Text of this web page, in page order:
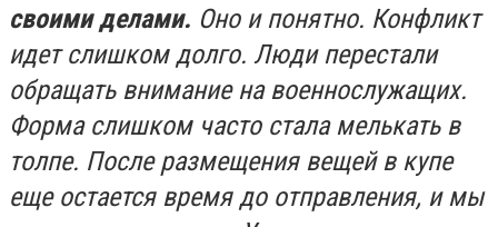
своими делами. Оно и понятно. Конфликт
идет слишком долго. Люди перестали
обращать внимание на военнослужащих.
Форма слишком часто стала мелькать в
толпе. После размещения вещей в купе
еще остается время до отправления, и мы